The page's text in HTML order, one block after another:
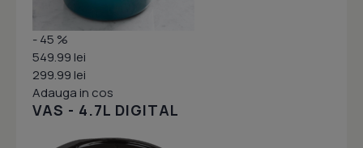
- 45 %
549.99 lei
299.99 lei
Adauga in cos
VAS - 4.7L DIGITAL